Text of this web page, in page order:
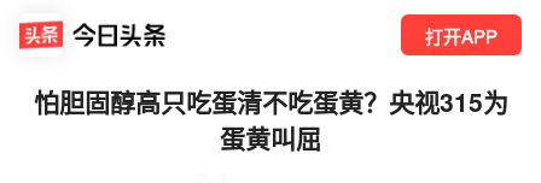
打开APP
怕胆固醇高只吃蛋清不吃蛋黄？央视315为
蛋黄叫屈